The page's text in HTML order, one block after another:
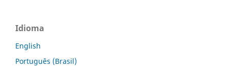
Idioma
English
Português (Brasil)